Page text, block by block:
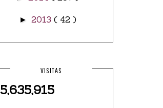
► 2013 ( 42 )
VISITAS
5,635,915